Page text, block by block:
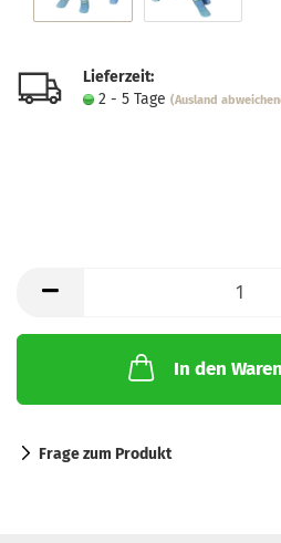
Lieferzeit:
2 - 5 Tage (Ausland
In den
Frage zum Produkt